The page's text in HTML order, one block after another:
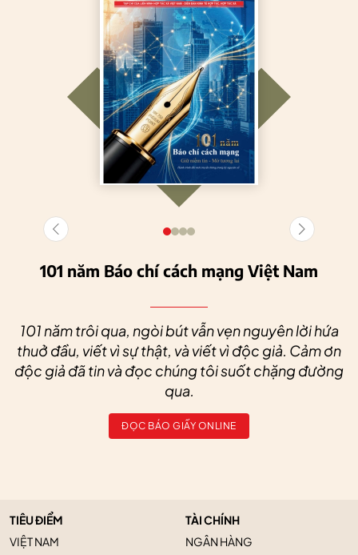
101 năm Báo chí cách mạng Việt Nam
101 năm trôi qua, ngòi bút vẫn vẹn nguyên lời hứa
thuở đầu, viết vì sự thật, và viết vì độc giả. Cảm ơn
độc giả đã tin và đọc chúng tôi suốt chặng đường
qua.
ĐỌC BÁO GIẤY ONLINE
TIÊU ĐIỂM
VIỆT NAM
TÀI CHÍNH
NGÂN HÀNG